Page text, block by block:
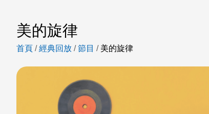
美的旋律
首頁 /經典回放 /節目 / 美的旋律